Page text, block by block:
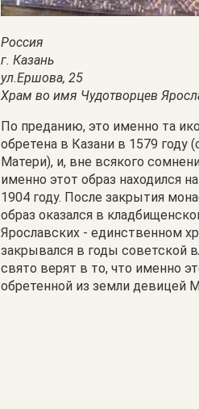
Россия
г. Казань
ул.Ершова, 25
Храм во имя Чудотворцев
По преданию, это именно та
обретена в Казани в 1579
Матери), и, вне всякого
именно этот образ находился
1904 году. После закрытия
образ оказался в
Ярославских - единственном
закрывался в годы советской
свято верят в то, что именно
обретенной из земли девицей